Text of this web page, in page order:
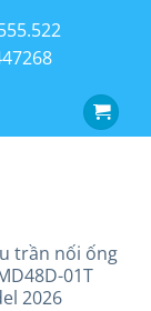
trần nối ống
01T
2026